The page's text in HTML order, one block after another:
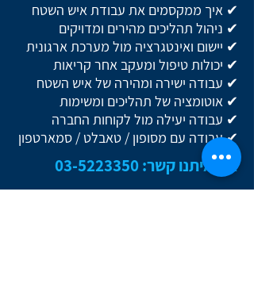
✔ איך ממקסמים את עבודת איש השטח
✔ ניהול תהליכים מהירים ומדויקים
✔ יישום ואינטגרציה מול מערכת ארגונית
✔ יכולות טיפול ומעקב אחר קריאות
✔ עבודה ישירה ומהירה של איש השטח
✔ אוטומציה של תהליכים ומשימות
✔ עבודה יעילה מול לקוחות החברה
✔ עבודה עם מסופון / טאבלט / סמארטפון
צרו איתנו קשר:03-5223350